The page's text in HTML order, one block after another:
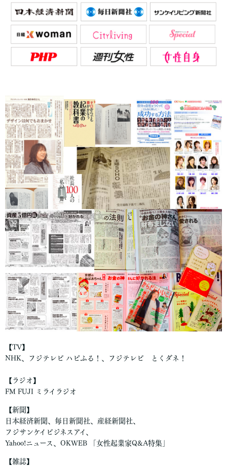
【TV】
NHK、フジテレビ ハピふる！、フジテレビ とくダネ！
【ラジオ】
FM FUJI ミライラジオ
【新聞】
日本経済新聞、毎日新聞社、産経新聞社、
フジサンケイビジネスアイ、
Yahoo!ニュース、OKWEB 「女性起業家Q&A特集」
【雑誌】